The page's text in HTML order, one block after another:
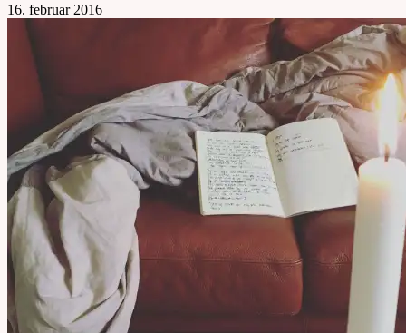
16. februar 2016